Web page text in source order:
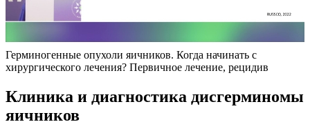
Герминогенные опухоли яичников. Когда начинать с
хирургического лечения? Первичное лечение, рецидив
Клиника и диагностика дисгерминомы
яичников